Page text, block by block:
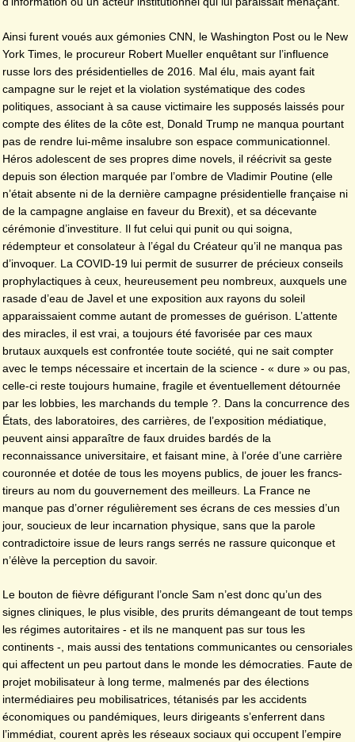
Ainsi furent voués aux gémonies CNN, le Washington Post ou le New
York Times, le procureur Robert Mueller enquêtant sur l’influence
russe lors des présidentielles de 2016. Mal élu, mais ayant fait
campagne sur le rejet et la violation systématique des codes
politiques, associant à sa cause victimaire les supposés laissés pour
compte des élites de la côte est, Donald Trump ne manqua pourtant
pas de rendre lui-même insalubre son espace communicationnel.
Héros adolescent de ses propres dime novels, il réécrivit sa geste
depuis son élection marquée par l’ombre de Vladimir Poutine (elle
n’était absente ni de la dernière campagne présidentielle française ni
de la campagne anglaise en faveur du Brexit), et sa décevante
cérémonie d’investiture. Il fut celui qui punit ou qui soigna,
rédempteur et consolateur à l’égal du Créateur qu’il ne manqua pas
d’invoquer. La COVID-19 lui permit de susurrer de précieux conseils
prophylactiques à ceux, heureusement peu nombreux, auxquels une
rasade d’eau de Javel et une exposition aux rayons du soleil
apparaissaient comme autant de promesses de guérison. L’attente
des miracles, il est vrai, a toujours été favorisée par ces maux
brutaux auxquels est confrontée toute société, qui ne sait compter
avec le temps nécessaire et incertain de la science - « dure » ou pas,
celle-ci reste toujours humaine, fragile et éventuellement détournée
par les lobbies, les marchands du temple ?. Dans la concurrence des
États, des laboratoires, des carrières, de l’exposition médiatique,
peuvent ainsi apparaître de faux druides bardés de la
reconnaissance universitaire, et faisant mine, à l’orée d’une carrière
couronnée et dotée de tous les moyens publics, de jouer les francs-
tireurs au nom du gouvernement des meilleurs. La France ne
manque pas d’orner régulièrement ses écrans de ces messies d’un
jour, soucieux de leur incarnation physique, sans que la parole
contradictoire issue de leurs rangs serrés ne rassure quiconque et
n’élève la perception du savoir.
Le bouton de fièvre défigurant l’oncle Sam n’est donc qu’un des
signes cliniques, le plus visible, des prurits démangeant de tout temps
les régimes autoritaires - et ils ne manquent pas sur tous les
continents -, mais aussi des tentations communicantes ou censoriales
qui affectent un peu partout dans le monde les démocraties. Faute de
projet mobilisateur à long terme, malmenés par des élections
intermédiaires peu mobilisatrices, tétanisés par les accidents
économiques ou pandémiques, leurs dirigeants s’enferrent dans
l’immédiat, courent après les réseaux sociaux qui occupent l’empire